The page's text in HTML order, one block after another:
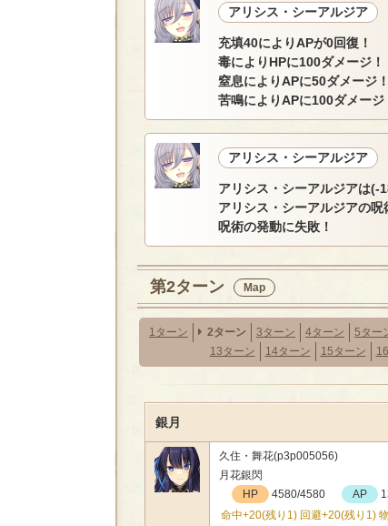
アリシス・シーアルジア
充填40によりAPが0回復！
毒によりHPに100ダメージ！
窒息によりAPに50ダメージ！
苦鳴によりAPに100ダメージ
アリシス・シーアルジア
アリシス・シーアルジアは(-
アリシス・シーアルジアの呪
呪術の発動に失敗！
第2ターン Map
1ターン 2ターン 3ターン 4ターン 5ター
13ターン
14ターン 15ターン
銀月
久住・舞花(p3p005056)
月花銀閃
HP
4580/4580 AP
命中+20(残り1) 回避+20(残り1)